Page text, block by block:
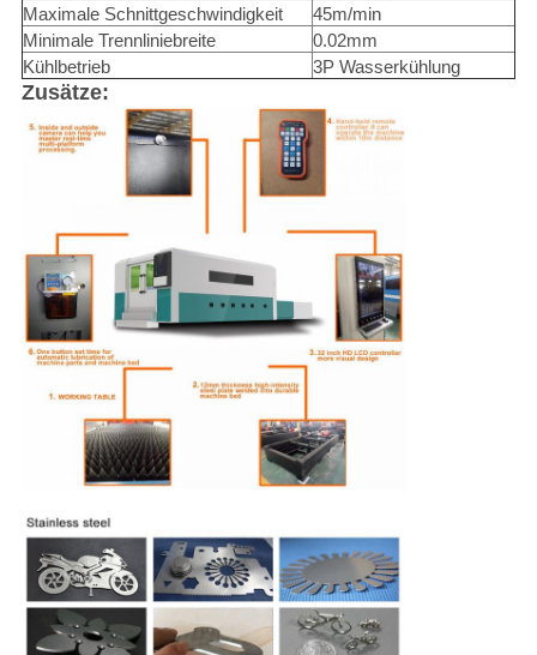
Maximale Schnittgeschwindigkeit
45m/min
Minimale Trennliniebreite
0.02mm
Kühlbetrieb
3P Wasserkühlung
Zusätze: